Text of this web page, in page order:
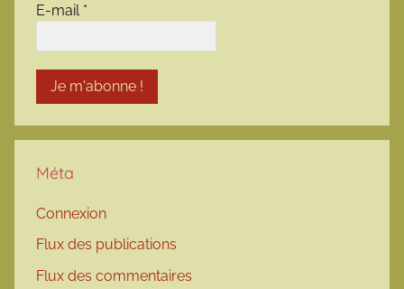
E-mail *
Méta
Connexion
Flux des publications
Flux des commentaires